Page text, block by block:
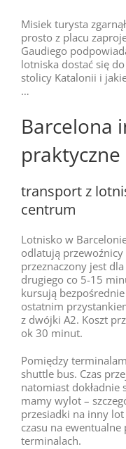
Misiek turysta
prosto z placu
Gaudiego
lotniska dostać się
stolicy Katalonii i
…
Barcelona
praktyczne
transport z
centrum
Lotnisko w
odlatują
przeznaczony jest
drugiego co 5-15
kursują
ostatnim
z dwójki A2. Koszt
ok 30 minut.
Pomiędzy
shuttle bus. Czas
natomiast dokładnie
mamy wylot –
przesiadki na inny
czasu na ewentualne
terminalach.